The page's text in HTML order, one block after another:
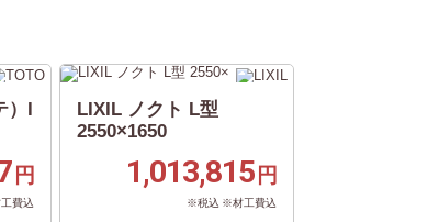
）I
円
費込
LIXIL ノクト L型
2550×1650
1,013,815 円
※税込 ※材工費込